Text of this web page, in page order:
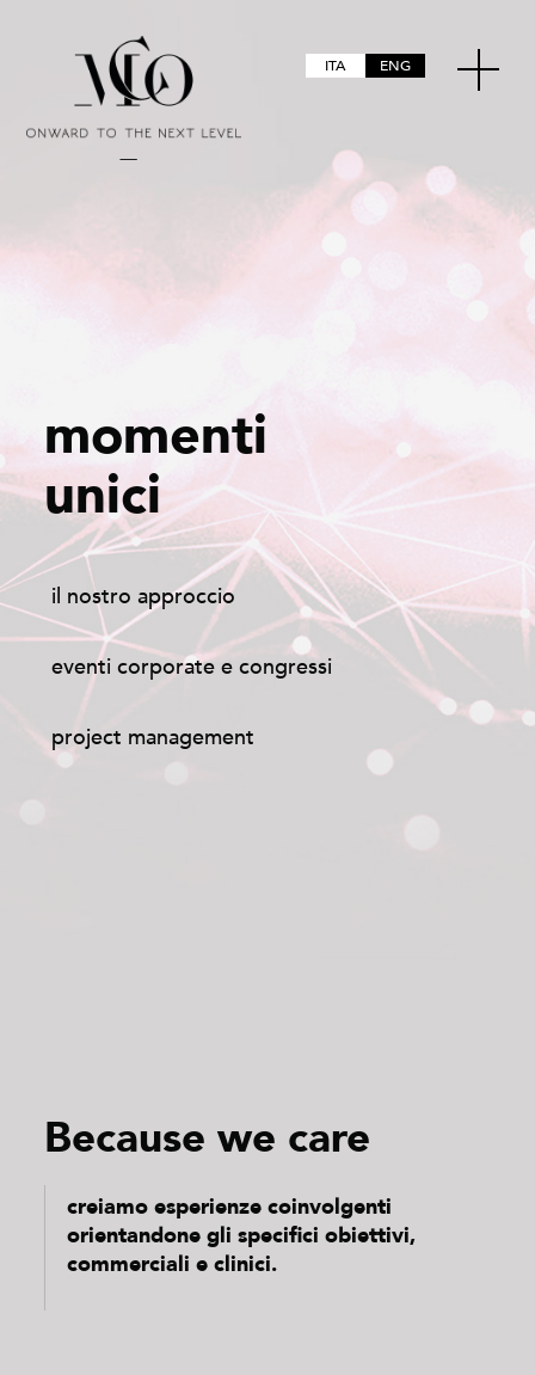
ITA ENG
momenti
unici
il nostro approccio
eventi corporate e congressi
project management
Because we care
creiamo esperienze coinvolgenti
orientandone gli specifici obiettivi,
commerciali e clinici.